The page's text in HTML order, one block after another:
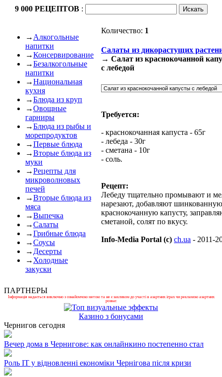
9 000 РЕЦЕПТОВ :
→ Алкогольные
напитки
→Консервирование
→Безалкогольные
напитки
→Национальная
кухня
→Блюда из круп
→Овощные
гарниры
→Блюда из рыбы и
морепродуктов
→Первые блюда
→Вторые блюда из
муки
→Рецепты для
микроволновых
печей
→Вторые блюда из
мяса
→Выпечка
→Салаты
→Грибные блюда
→Соусы
→ Десерты
→ Холодные
закуски
Количество: 1
Салаты из дикорастущих
→ Салат из краснокочанной
с лебедой
Требуется:
- краснокочанная капуста - 65г
- лебеда - 30г
- сметана - 10г
- соль.
Рецепт:
Лебеду тщательно промывают и
нарезают, добавляют шинкованную
краснокочанную капусту,
сметаной, солят по вкусу.
Info-Media Portal (c) ch.ua - 2011-
ПАРТНЕРЫ
Інформація надається виключно з ознайомчою метою та не є закликом до участі в азартних іграх чи рекламою азартних
розваг.
Казино з бонусами
Чернигов сегодня
Вечер дома в Чернигове: как онлайнкино постепенно стал
Роль ІТ у відновленні економіки Чернігова після кризи